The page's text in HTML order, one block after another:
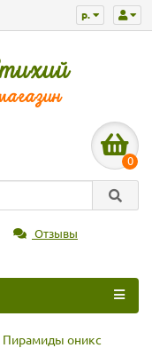
р.
0
Отзывы
Пирамиды оникс